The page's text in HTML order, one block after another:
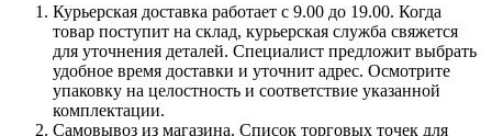
Курьерская доставка работает с 9.00 до 19.00. Когда
товар поступит на склад, курьерская служба свяжется
для уточнения деталей. Специалист предложит выбрать
удобное время доставки и уточнит адрес. Осмотрите
упаковку на целостность и соответствие указанной
комплектации.
Самовывоз из магазина. Список торговых точек для